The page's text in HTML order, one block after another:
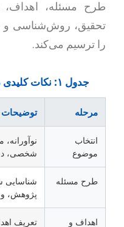
طرح مسئله، اهداف،
تحقیق، روش‌شناسی و
را ترسیم می‌کند.
جدول ۱: نکات کلیدی در انتخاب موضوع و پروپوزال
مرحله توضیحات
انتخاب
موضوع
شخصی،
طرح مسئله
شناسایی
پژوهش،
اهداف و